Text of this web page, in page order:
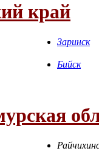
край
Заринск
Бийск